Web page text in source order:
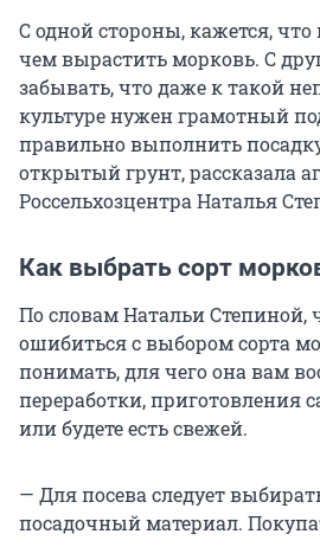
С одной стороны, кажется,
чем вырастить морковь. С
забывать, что даже к такой
культуре нужен грамотный
правильно выполнить
открытый грунт, рассказала
Россельхозцентра Наталья
Как выбрать сорт
По словам Натальи Степиной,
ошибиться с выбором сорта
понимать, для чего она вам
переработки, приготовления
или будете есть свежей.
— Для посева следует
посадочный материал.